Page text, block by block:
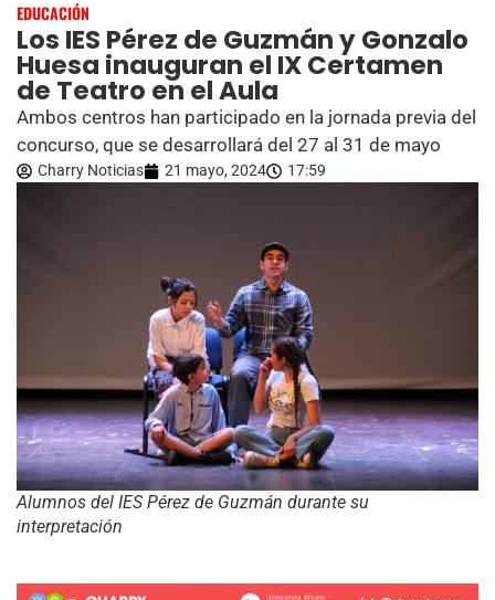
EDUCACIÓN
Los IES Pérez de Guzmán y Gonzalo
Huesa inauguran el IX Certamen
de Teatro en el Aula
Ambos centros han participado en la jornada previa del
concurso, que se desarrollará del 27 al 31 de mayo
Charry Noticias 21 mayo, 2024 17:59
Alumnos del IES Pérez de Guzmán durante su
interpretación